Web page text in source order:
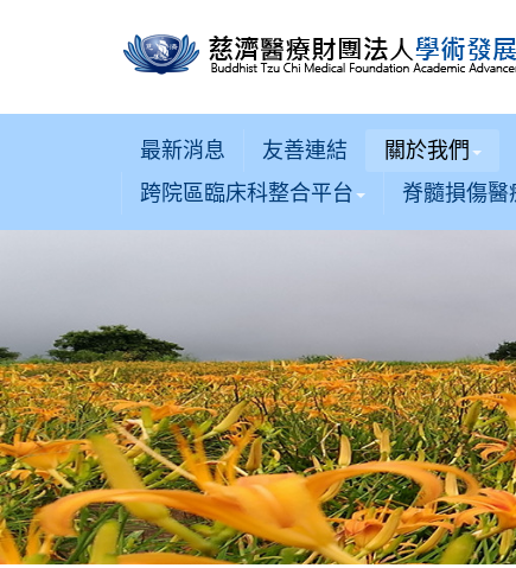
最新消息 友善連結 關於我們
跨院區臨床科整合平台
脊髓損傷醫